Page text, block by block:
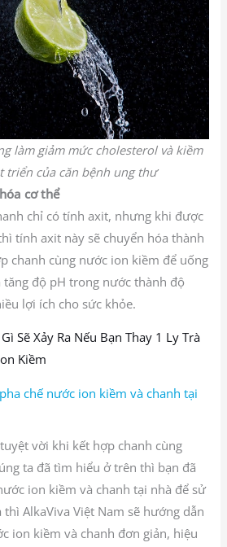
làm giảm mức cholesterol và kiềm
triển của căn bệnh ung thư
cơ thể
chỉ có tính axit, nhưng khi được
tính axit này sẽ chuyển hóa thành
chanh cùng nước ion kiềm để uống
tăng độ pH trong nước thành độ
lợi ích cho sức khỏe.
Sẽ Xảy Ra Nếu Bạn Thay 1 Ly Trà
Kiềm
chế nước ion kiềm và chanh tại
vời khi kết hợp chanh cùng
ta đã tìm hiểu ở trên thì bạn đã
ion kiềm và chanh tại nhà để sử
thì AlkaViva Việt Nam sẽ hướng dẫn
ion kiềm và chanh đơn giản, hiệu